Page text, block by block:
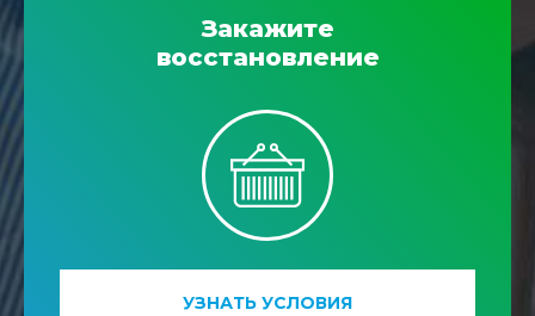
Закажите
восстановление
УЗНАТЬ УСЛОВИЯ